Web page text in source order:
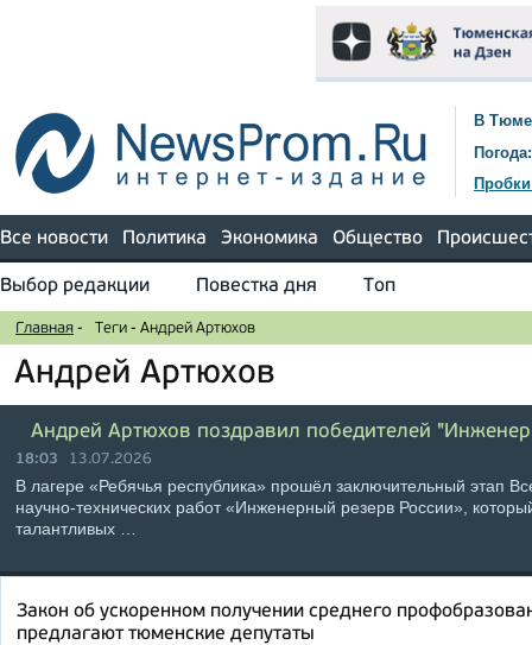
В
Погода:
Все новости Политика Экономика Общество
Выбор редакции Повестка дня Топ
Главная - Теги - Андрей Артюхов
Андрей Артюхов
Андрей Артюхов поздравил победителей
18:03 13.07.2026
В лагере «Ребячья республика» прошёл заключительный этап
научно-технических работ «Инженерный резерв России»,
талантливых …
Закон об ускоренном получении среднего
предлагают тюменские депутаты